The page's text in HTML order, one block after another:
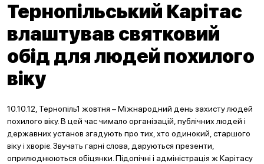
Тернопільський Карітас
влаштував святковий
обід для людей похилого
віку
10.10.12, Тернопіль1 жовтня – Міжнародний день захисту людей
похилого віку. В цей час чимало організацій, публічних людей і
державних установ згадують про тих, хто одинокий, старшого
віку і хворіє. Звучать гарні слова, даруються презенти,
оприлюднюються обіцянки. Підопічні і адміністрація ж Карітасу